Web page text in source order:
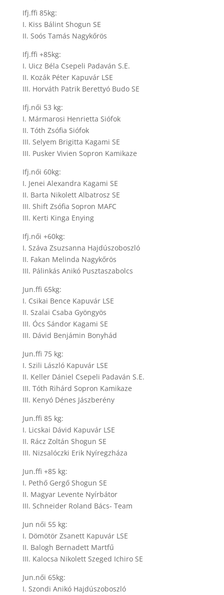
Ifj.ffi 85kg:
I. Kiss Bálint Shogun SE
II. Soós Tamás Nagykőrös
Ifj.ffi +85kg:
I. Uicz Béla Csepeli Padaván S.E.
II. Kozák Péter Kapuvár LSE
III. Horváth Patrik Berettyó Budo SE
Ifj.női 53 kg:
I. Mármarosi Henrietta Siófok
II. Tóth Zsófia Siófok
III. Selyem Brigitta Kagami SE
III. Pusker Vivien Sopron Kamikaze
Ifj.női 60kg:
I. Jenei Alexandra Kagami SE
II. Barta Nikolett Albatrosz SE
III. Shift Zsófia Sopron MAFC
III. Kerti Kinga Enying
Ifj.női +60kg:
I. Száva Zsuzsanna Hajdúszoboszló
II. Fakan Melinda Nagykőrös
III. Pálinkás Anikó Pusztaszabolcs
Jun.ffi 65kg:
I. Csikai Bence Kapuvár LSE
II. Szalai Csaba Gyöngyös
III. Ócs Sándor Kagami SE
III. Dávid Benjámin Bonyhád
Jun.ffi 75 kg:
I. Szili László Kapuvár LSE
II. Keller Dániel Csepeli Padaván S.E.
III. Tóth Rihárd Sopron Kamikaze
III. Kenyó Dénes Jászberény
Jun.ffi 85 kg:
I. Licskai Dávid Kapuvár LSE
II. Rácz Zoltán Shogun SE
III. Nizsalóczki Erik Nyíregzháza
Jun.ffi +85 kg:
I. Pethő Gergő Shogun SE
II. Magyar Levente Nyírbátor
III. Schneider Roland Bács- Team
Jun női 55 kg:
I. Dömötör Zsanett Kapuvár LSE
II. Balogh Bernadett Martfű
III. Kalocsa Nikolett Szeged Ichiro SE
Jun.női 65kg:
I. Szondi Anikó Hajdúszoboszló